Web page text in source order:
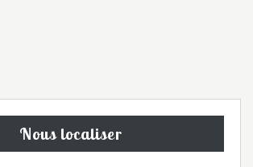
Nous localiser